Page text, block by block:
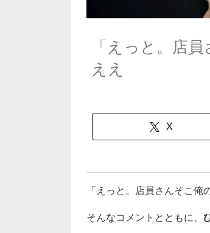
「えっと。店
ええ
X
「えっと。店員さんそこ俺
そんなコメントとともに、